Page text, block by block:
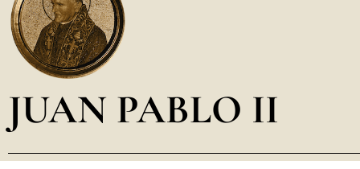
POLSKI
العربيّة
JUAN PABLO II